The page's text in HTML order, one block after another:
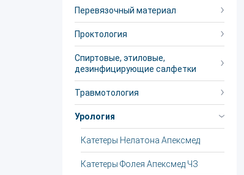
Перевязочный материал
Проктология
Спиртовые, этиловые,
дезинфицирующие салфетки
Травмотология
Урология
Катетеры Нелатона Апексмед
Катетеры Фолея Апексмед ЧЗ